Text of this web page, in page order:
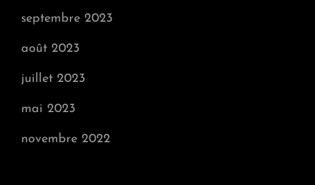
septembre 2023
août 2023
juillet 2023
mai 2023
novembre 2022